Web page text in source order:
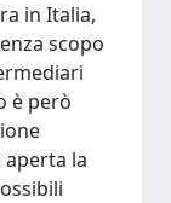
in Italia,
scopo
è però
la